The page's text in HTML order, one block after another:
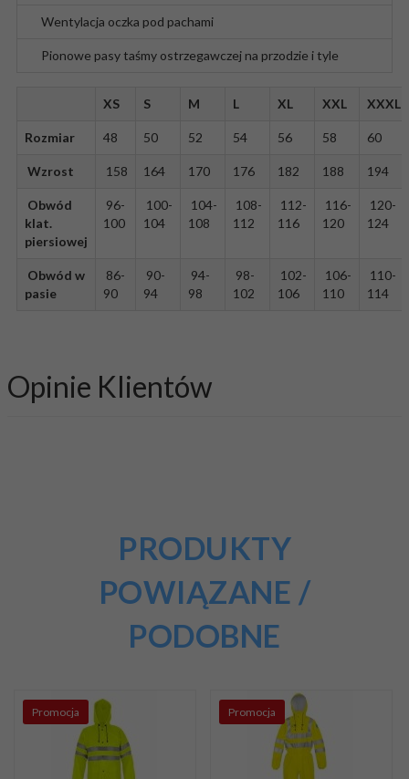
Wentylacja oczka pod pachami
Pionowe pasy taśmy ostrzegawczej na przodzie i tyle
XS S M L XL XXL XXXL
Rozmiar 48 50 52 54 56 58 60
Wzrost 158 164 170 176 182 188 194
Obwód
klat.
piersiowej
96-
100
100-
104
104-
108
108-
112
112-
116
116-
120
120-
124
Obwód w
pasie
86-
90
90-
94
94-
98
98-
102
102-
106
106-
110
110-
114
Opinie Klientów
PRODUKTY
POWIĄZANE /
PODOBNE
Promocja Promocja